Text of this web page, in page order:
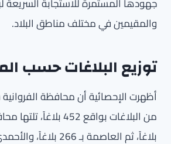
والمقيمين في مختلف مناطق البلاد.
توزيع البلاغات حسب
أظهرت الإحصائية أن محافظة